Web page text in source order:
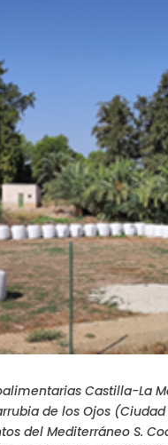
Castilla-La
de los Ojos
del Mediterráneo S.